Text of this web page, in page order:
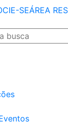
SEÁREA